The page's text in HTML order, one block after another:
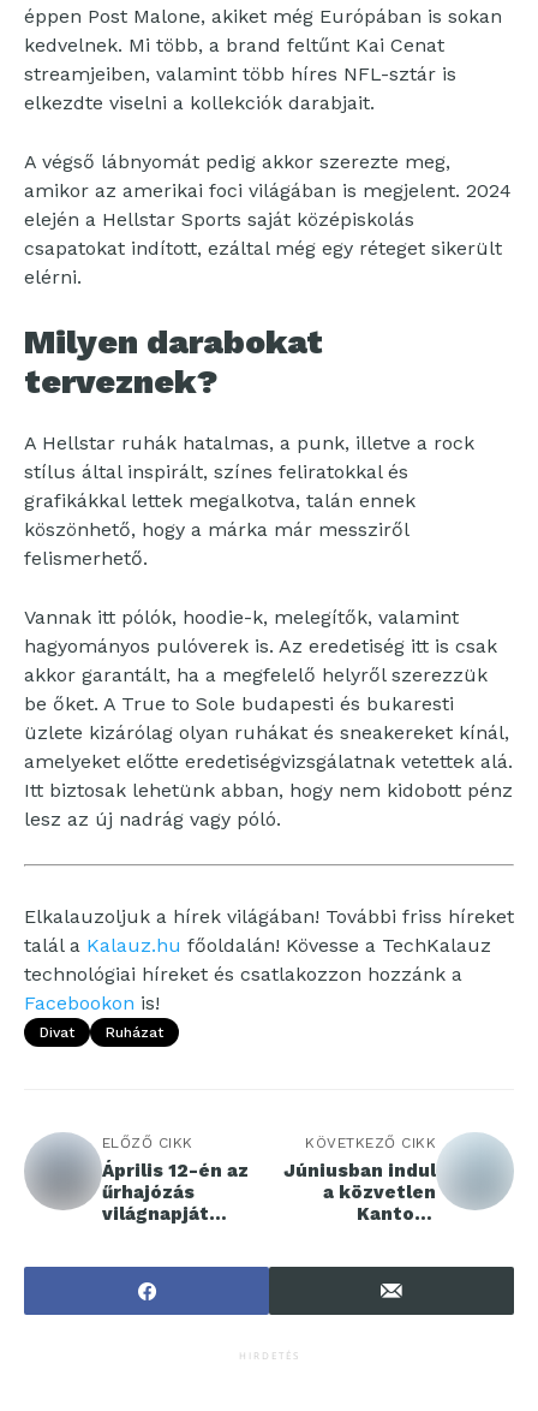
éppen Post Malone, akiket még Európában is sokan
kedvelnek. Mi több, a brand feltűnt Kai Cenat
streamjeiben, valamint több híres NFL-sztár is
elkezdte viselni a kollekciók darabjait.
A végső lábnyomát pedig akkor szerezte meg,
amikor az amerikai foci világában is megjelent. 2024
elején a Hellstar Sports saját középiskolás
csapatokat indított, ezáltal még egy réteget sikerült
elérni.
Milyen darabokat
terveznek?
A Hellstar ruhák hatalmas, a punk, illetve a rock
stílus által inspirált, színes feliratokkal és
grafikákkal lettek megalkotva, talán ennek
köszönhető, hogy a márka már messziről
felismerhető.
Vannak itt pólók, hoodie-k, melegítők, valamint
hagyományos pulóverek is. Az eredetiség itt is csak
akkor garantált, ha a megfelelő helyről szerezzük
be őket. A True to Sole budapesti és bukaresti
üzlete kizárólag olyan ruhákat és sneakereket kínál,
amelyeket előtte eredetiségvizsgálatnak vetettek alá.
Itt biztosak lehetünk abban, hogy nem kidobott pénz
lesz az új nadrág vagy póló.
Elkalauzoljuk a hírek világában! További friss híreket
talál a Kalauz.hu főoldalán! Kövesse a TechKalauz
technológiai híreket és csatlakozzon hozzánk a
Facebookon is!
Divat Ruházat
ELŐZŐ CIKK
Április 12-én az
űrhajózás
világnapját
KÖVETKEZŐ CIKK
Júniusban indul
a közvetlen
Kanton-
HIRDETÉS